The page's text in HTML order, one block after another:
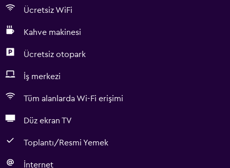
Ücretsiz WiFi
Kahve makinesi
Ücretsiz otopark
İş merkezi
Tüm alanlarda Wi-Fi erişimi
Düz ekran TV
Toplantı/Resmi Yemek
İnternet